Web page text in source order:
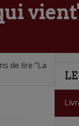
de lire "La